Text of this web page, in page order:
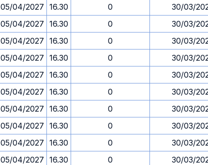
05/04/2027 16.30 0
30/03/
05/04/2027 16.30 0
30/03/
05/04/2027 16.30 0
30/03/
05/04/2027 16.30 0
30/03/
05/04/2027 16.30 0
30/03/
05/04/2027 16.30 0
30/03/
05/04/2027 16.30 0
30/03/
05/04/2027 16.30 0
30/03/
05/04/2027 16.30 0
30/03/
05/04/2027 16.30 0
30/03/